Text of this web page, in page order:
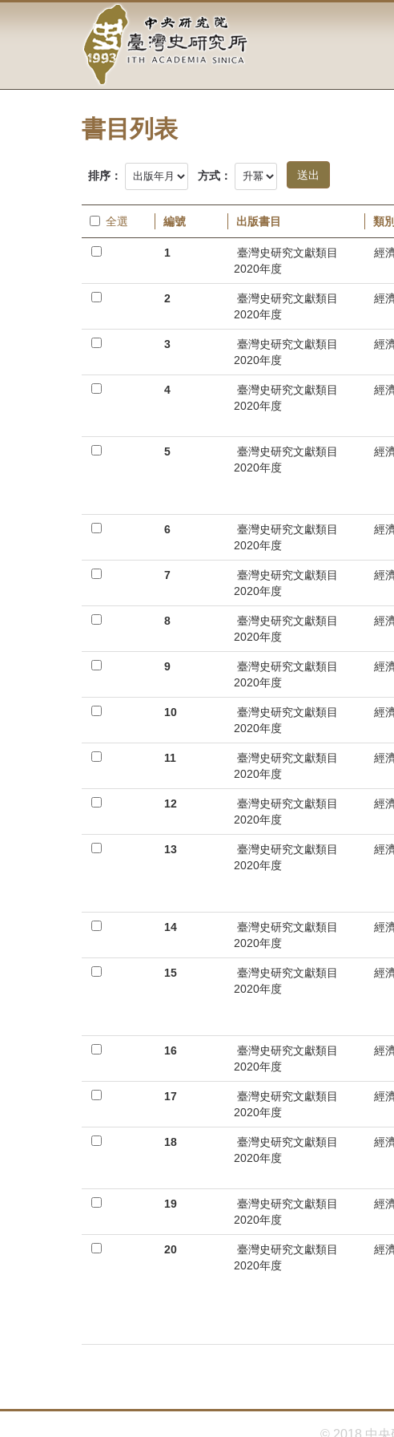
容
中
央
研
究
院-
臺
灣
史
研
究
所-
頁
書目列表
排序： 方式：
全選 編號 出版書目 類別
1
臺灣史研究文獻類目
2020年度
經
2
臺灣史研究文獻類目
2020年度
經
3
臺灣史研究文獻類目
2020年度
經
4
臺灣史研究文獻類目
2020年度
經
5
臺灣史研究文獻類目
2020年度
經
6
臺灣史研究文獻類目
2020年度
經
7
臺灣史研究文獻類目
2020年度
經
8
臺灣史研究文獻類目
2020年度
經
9
臺灣史研究文獻類目
2020年度
經
10
臺灣史研究文獻類目
2020年度
經
11
臺灣史研究文獻類目
2020年度
經
12
臺灣史研究文獻類目
2020年度
經
13
臺灣史研究文獻類目
2020年度
經
14
臺灣史研究文獻類目
2020年度
經
15
臺灣史研究文獻類目
2020年度
經
16
臺灣史研究文獻類目
2020年度
經
17
臺灣史研究文獻類目
2020年度
經
18
臺灣史研究文獻類目
2020年度
經
19
臺灣史研究文獻類目
2020年度
經
20
臺灣史研究文獻類目
2020年度
經
© 2018 中央